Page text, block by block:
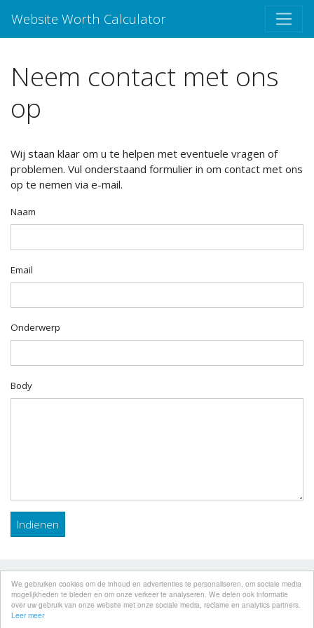
We gebruiken cookies om de inhoud en advertenties te personaliseren, om sociale media
mogelijkheden te bieden en om onze verkeer te analyseren. We delen ook informatie
over uw gebruik van onze website met onze sociale media, reclame en analytics partners.
Leer meer
Website Worth Calculator
Neem contact met ons
op
Wij staan ​​klaar om u te helpen met eventuele vragen of
problemen. Vul onderstaand formulier in om contact met ons
op te nemen via e-mail.
Naam
Email
Onderwerp
Body
Developed byWebsite Worth Checker
Privacybeleid